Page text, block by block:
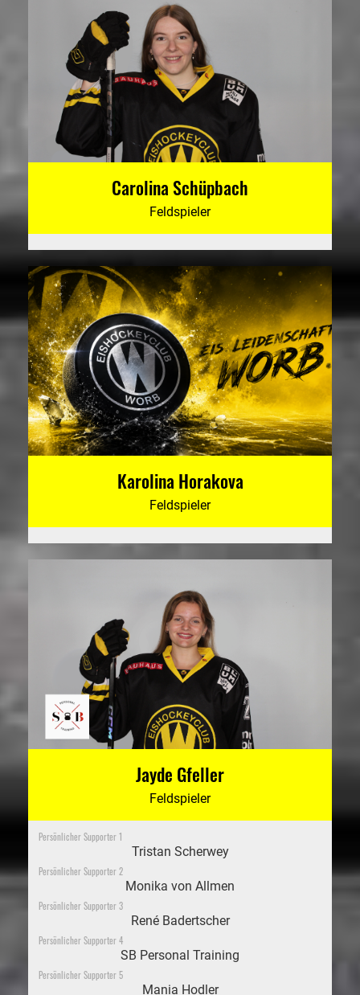
Carolina Schüpbach
Feldspieler
Karolina Horakova
Feldspieler
Jayde Gfeller
Feldspieler
Persönlicher Supporter 1
Tristan Scherwey
Persönlicher Supporter 2
Monika von Allmen
Persönlicher Supporter 3
René Badertscher
Persönlicher Supporter 4
SB Personal Training
Persönlicher Supporter 5
Mania Hodler